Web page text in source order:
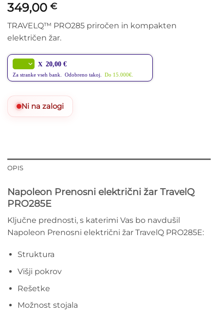
349,00 €
TRAVELQ™ PRO285 priročen in kompakten
električen žar.
X 20,00 €
Za stranke vseh bank. Odobreno takoj. Do 15.000€.
Ni na zalogi
OPIS
Napoleon Prenosni električni žar TravelQ
PRO285E
Ključne prednosti, s katerimi Vas bo navdušil
Napoleon Prenosni električni žar TravelQ PRO285E:
Struktura
Višji pokrov
Rešetke
Možnost stojala